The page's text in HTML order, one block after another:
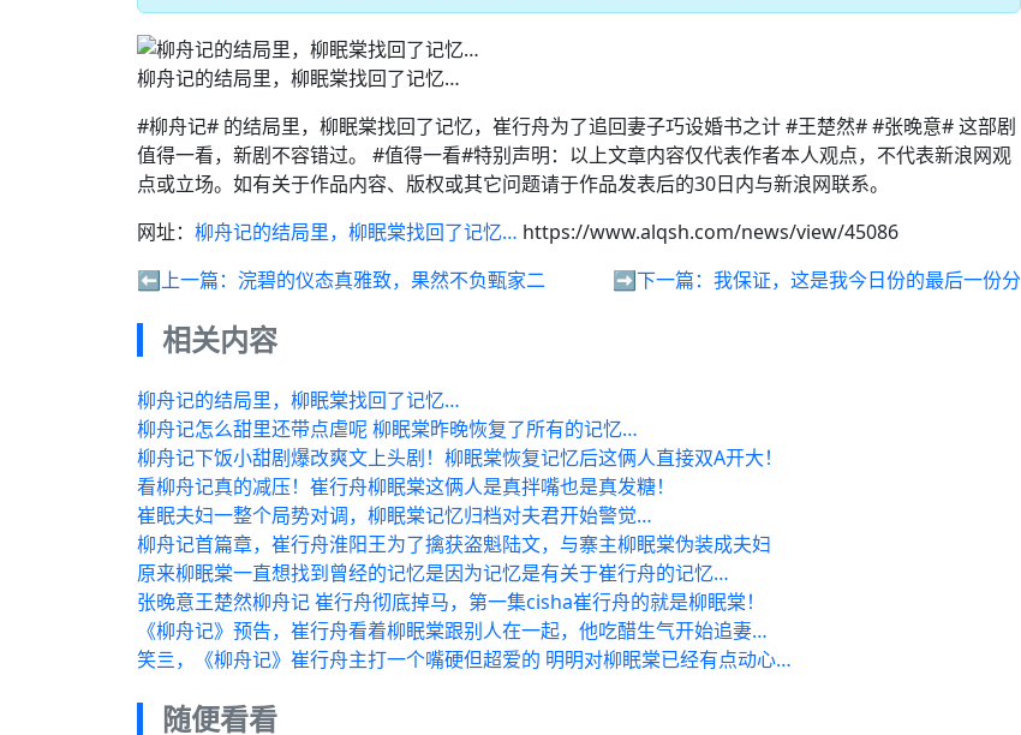
柳舟记的结局里，柳眠棠找回了记忆…
#柳舟记# 的结局里，柳眠棠找回了记忆，崔行舟为了追回妻子巧设婚书之计 #王楚然# #张晚意# 这部剧
值得一看，新剧不容错过。 #值得一看#特别声明：以上文章内容仅代表作者本人观点，不代表新浪网观
点或立场。如有关于作品内容、版权或其它问题请于作品发表后的30日内与新浪网联系。
网址： 柳舟记的结局里，柳眠棠找回了记忆… https://www.alqsh.com/news/view/45086
⬅️上一篇： 浣碧的仪态真雅致，果然不负甄家二 ➡️下一篇： 我保证，这是我今日份的最后一份分
相关内容
柳舟记的结局里，柳眠棠找回了记忆…
柳舟记怎么甜里还带点虐呢 柳眠棠昨晚恢复了所有的记忆…
柳舟记下饭小甜剧爆改爽文上头剧！柳眠棠恢复记忆后这俩人直接双A开大！
看柳舟记真的减压！崔行舟柳眠棠这俩人是真拌嘴也是真发糖！
崔眠夫妇一整个局势对调，柳眠棠记忆归档对夫君开始警觉…
柳舟记首篇章，崔行舟淮阳王为了擒获盗魁陆文，与寨主柳眠棠伪装成夫妇
原来柳眠棠一直想找到曾经的记忆是因为记忆是有关于崔行舟的记忆…
张晚意王楚然柳舟记 崔行舟彻底掉马，第一集cisha崔行舟的就是柳眠棠！
《柳舟记》预告，崔行舟看着柳眠棠跟别人在一起，他吃醋生气开始追妻…
笑亖，《柳舟记》崔行舟主打一个嘴硬但超爱的 明明对柳眠棠已经有点动心…
随便看看